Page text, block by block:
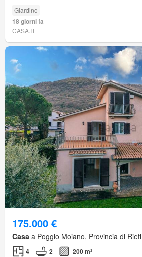
Giardino
18 giorni fa
CASA.IT
175.000 €
Casa a Poggio Moiano, Provincia di Rieti
4 2 200 m²